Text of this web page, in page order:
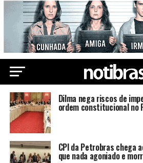
Dilma nega riscos de
ordem constitucional no
CPI da Petrobras chega
que nada agoniado e